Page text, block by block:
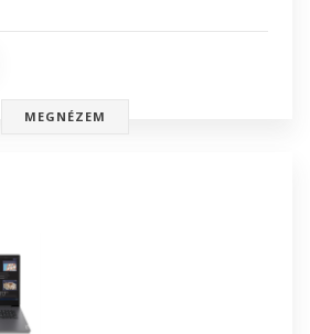
MEGNÉZEM